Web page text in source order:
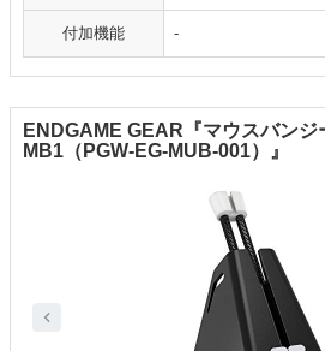
付加機能 -
ENDGAME GEAR『マウスバンジ
MB1（PGW-EG-MUB-001）』